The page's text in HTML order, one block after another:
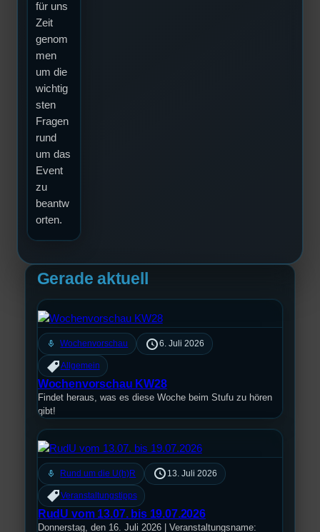
für uns
Zeit
genom
men
um die
wichtig
sten
Fragen
rund
um das
Event
zu
beantw
orten.
Gerade aktuell
mic Wochenvorschau 6. Juli 2026
Allgemein
Wochenvorschau KW28
Findet heraus, was es diese Woche beim Stufu zu hören
gibt!
mic Rund um die U(h)R 13. Juli 2026
Veranstaltungstipps
RudU vom 13.07. bis 19.07.2026
Donnerstag, den 16. Juli 2026 | Veranstaltungsname: